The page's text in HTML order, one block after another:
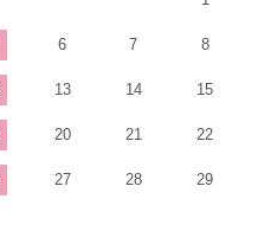
6 7 8
13 14 15
20 21 22
27 28 29